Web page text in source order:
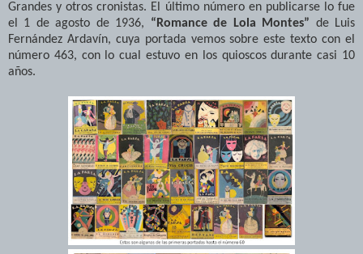
Grandes y otros cronistas. El último número en publicarse lo fue
el 1 de agosto de 1936, “Romance de Lola Montes” de Luis
Fernández Ardavín, cuya portada vemos sobre este texto con el
número 463, con lo cual estuvo en los quioscos durante casi 10
años.